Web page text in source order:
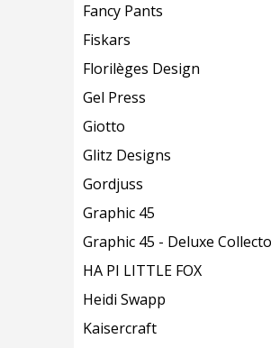
Fancy Pants
Fiskars
Florilèges Design
Gel Press
Giotto
Glitz Designs
Gordjuss
Graphic 45
Graphic 45 - Deluxe
HA PI LITTLE FOX
Heidi Swapp
Kaisercraft